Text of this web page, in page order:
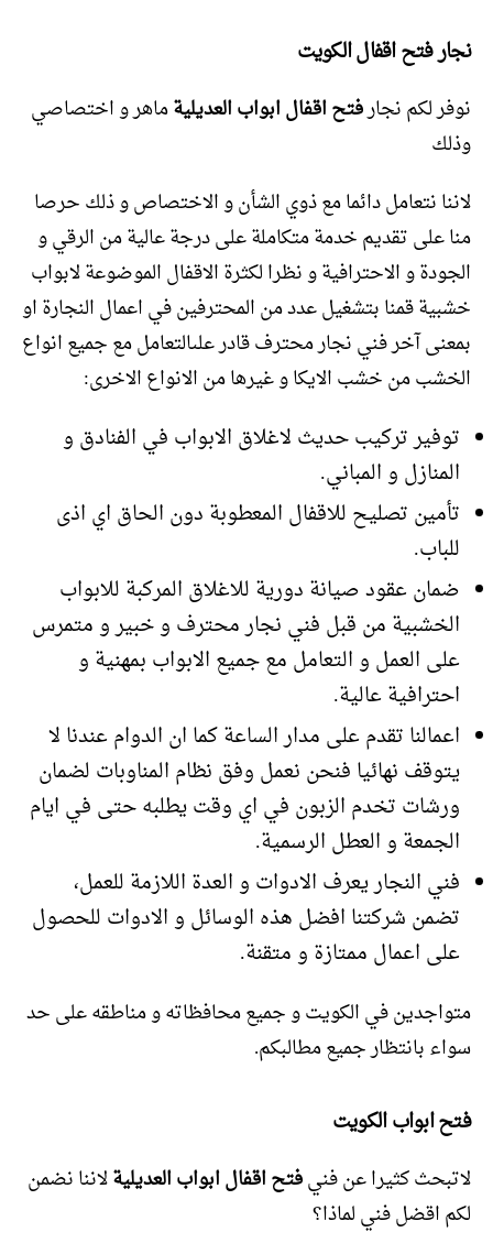
نجار فتح اقفال الكويت
نوفر لكم نجارفتح اقفال ابواب العديليةماهر و اختصاصي
وذلك
لاننا نتعامل دائما مع ذوي الشأن و الاختصاص و ذلك حرصا
منا على تقديم خدمة متكاملة على درجة عالية من الرقي و
الجودة و الاحترافية و نظرا لكثرة الاقفال الموضوعة لابواب
خشبية قمنا بتشغيل عدد من المحترفين في اعمال النجارة او
بمعنى آخر فني نجار محترف قادر علىالتعامل مع جميع انواع
الخشب من خشب الايكا و غيرها من الانواع الاخرى:
توفير تركيب حديث لاغلاق الابواب في الفنادق و
المنازل و المباني.
تأمين تصليح للاقفال المعطوبة دون الحاق اي اذى
للباب.
ضمان عقود صيانة دورية للاغلاق المركبة للابواب
الخشبية من قبل فني نجار محترف و خبير و متمرس
على العمل و التعامل مع جميع الابواب بمهنية و
احترافية عالية.
اعمالنا تقدم على مدار الساعة كما ان الدوام عندنا لا
يتوقف نهائيا فنحن نعمل وفق نظام المناوبات لضمان
ورشات تخدم الزبون في اي وقت يطلبه حتى في ايام
الجمعة و العطل الرسمية.
فني النجار يعرف الادوات و العدة اللازمة للعمل،
تضمن شركتنا افضل هذه الوسائل و الادوات للحصول
على اعمال ممتازة و متقنة.
متواجدين في الكويت و جميع محافظاته و مناطقه على حد
سواء بانتظار جميع مطالبكم.
فتح ابوابالكويت
لاتبحث كثيرا عن فنيفتح اقفال ابواب العديليةلاننا نضمن
لكم اقضل فني لماذا؟